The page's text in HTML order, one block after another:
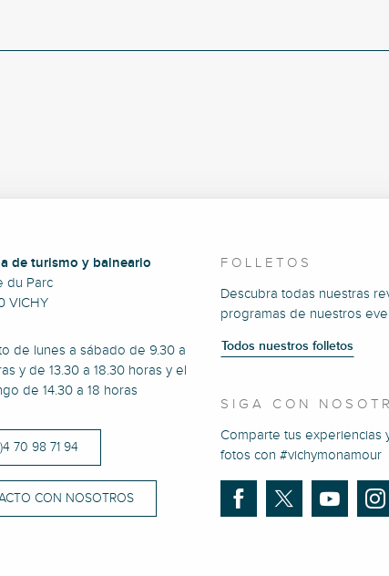
de turismo y balneario
du Parc
VICHY
de lunes a sábado de 9.30 a
y de 13.30 a 18.30 horas y el
de 14.30 a 18 horas
70 98 71 94
CON NOSOTROS
FOLLETOS
Descubra todas nuestras
programas de nuestros
Todos nuestros folletos
SIGA CON
Comparte tus experiencias
fotos con #vichymonamour